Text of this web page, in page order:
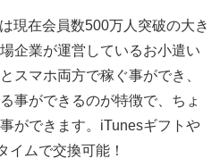
現在会員数500万人突破の大き
企業が運営しているお小遣い
スマホ両方で稼ぐ事ができ、
事ができるのが特徴で、ちょ
ができます。iTunesギフトや
イムで交換可能！